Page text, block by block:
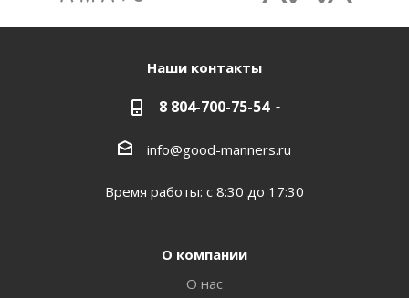
Наши контакты
8 804-700-75-54
info@good-manners.ru
Время работы: с 8:30 до 17:30
О компании
О нас